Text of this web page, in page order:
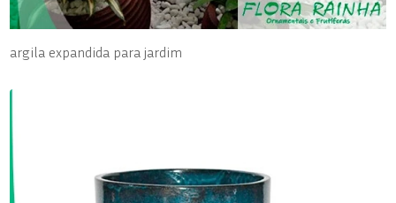
argila expandida para jardim